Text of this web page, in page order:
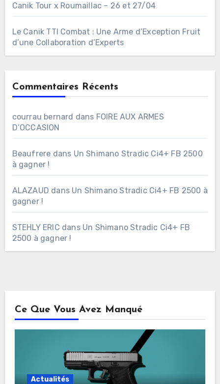
Canik Tour x Roumaillac – 26 et 27/04
Le Canik TTI Combat : Une Arme d’Exception Fruit
d’une Collaboration d’Experts
Commentaires Récents
courrau bernard dans FOIRE AUX ARMES
D’OCCASION
Beaufrere dans Un Shimano Stradic Ci4+ FB 2500
à gagner !
ALAZAUD dans Un Shimano Stradic Ci4+ FB 2500 à
gagner !
STEHLY ERIC dans Un Shimano Stradic Ci4+ FB
2500 à gagner !
Ce Que Vous Avez Manqué
Actualités